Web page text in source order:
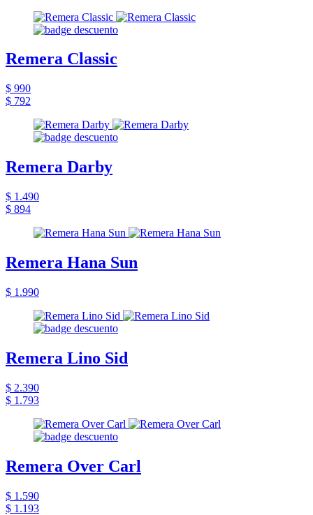
Remera Classic
$ 990
$ 792
Remera Darby
$ 1.490
$ 894
Remera Hana Sun
$ 1.990
Remera Lino Sid
$ 2.390
$ 1.793
Remera Over Carl
$ 1.590
$ 1.193